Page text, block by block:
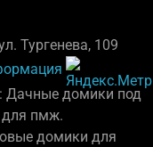
Тургенева, 109
Дачные домики под
для пмж.
домики для